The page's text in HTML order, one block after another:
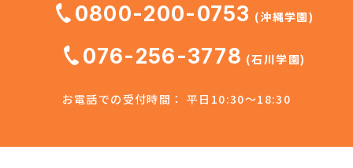
0800-200-0753 (沖縄学園)
076-256-3778 (石川学園)
お電話での受付時間： 平日10:30～18:30